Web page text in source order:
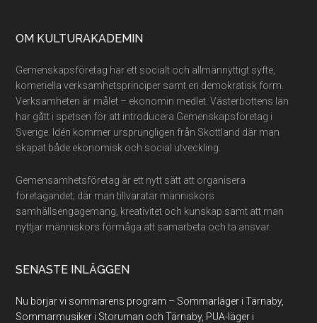
Footer
OM KULTURAKADEMIN
Gemenskapsföretag har ett socialt och allmännyttigt syfte,
komeriella verksamhetsprinciper samt en demokratisk form.
Verksamheten är målet – ekonomin medlet. Västerbottens län
har gått i spetsen för att introducera Gemenskapsföretag i
Sverige. Idén kommer ursprungligen från Skottland där man
skapat både ekonomisk och social utveckling.
Gemensamhetsföretag är ett nytt sätt att organisera
företagandet; där man tillvaratar människors
samhällsengagemang, kreativitet och kunskap samt att man
nyttjar människors förmåga att samarbeta och ta ansvar.
SENASTE INLÄGGEN
Nu börjar vi sommarens program – Sommarläger i Tärnaby,
Sommarmusiker i Storuman och Tärnaby, PUA-läger i